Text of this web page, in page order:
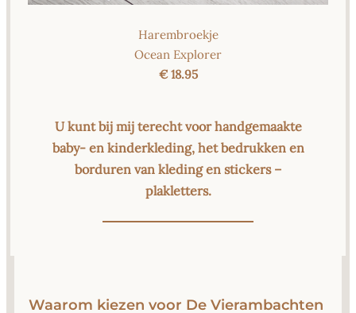
Harembroekje
Ocean Explorer
€ 18.95
U kunt bij mij terecht voor handgemaakte
baby- en kinderkleding, het bedrukken en
borduren van kleding en stickers –
plakletters.
Waarom kiezen voor De Vierambachten